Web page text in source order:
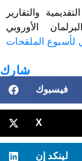
والتقارير
الأوروبي
لأسبوع الملقحات
شارك
فيسبوك
X
لينكد إن